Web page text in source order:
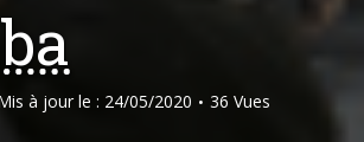
à jour le : 24/05/2020 36 Vues